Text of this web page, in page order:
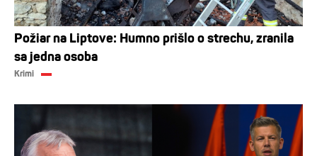
Požiar na Liptove: Humno prišlo o strechu, zranila
sa jedna osoba
Krimi